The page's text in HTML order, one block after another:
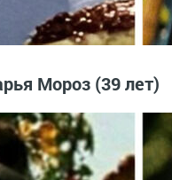
Мороз (39 лет)